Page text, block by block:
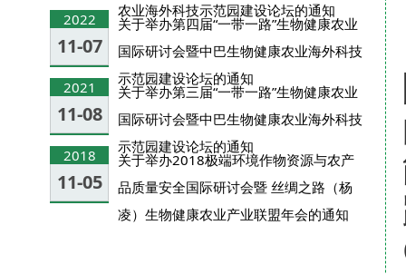
农业海外科技示范园建设论坛的通知
2022
11-07
关于举办第四届“一带一路”生物健康农业
国际研讨会暨中巴生物健康农业海外科技
示范园建设论坛的通知
2021
11-08
关于举办第三届“一带一路”生物健康农业
国际研讨会暨中巴生物健康农业海外科技
示范园建设论坛的通知
2018
11-05
关于举办2018极端环境作物资源与农产
品质量安全国际研讨会暨 丝绸之路（杨
凌）生物健康农业产业联盟年会的通知